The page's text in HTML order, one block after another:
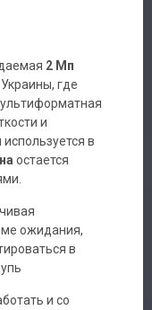
2 Мп
где
и
используется в
остается
ожидания,
в
и со